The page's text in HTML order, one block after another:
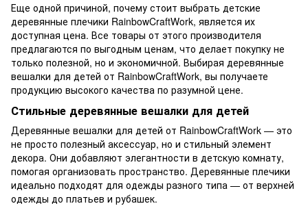
Еще одной причиной, почему стоит выбрать детские
деревянные плечики RainbowCraftWork, является их
доступная цена. Все товары от этого производителя
предлагаются по выгодным ценам, что делает покупку не
только полезной, но и экономичной. Выбирая деревянные
вешалки для детей от RainbowCraftWork, вы получаете
продукцию высокого качества по разумной цене.
Стильные деревянные вешалки для детей
Деревянные вешалки для детей от RainbowCraftWork — это
не просто полезный аксессуар, но и стильный элемент
декора. Они добавляют элегантности в детскую комнату,
помогая организовать пространство. Деревянные плечики
идеально подходят для одежды разного типа — от верхней
одежды до платьев и рубашек.